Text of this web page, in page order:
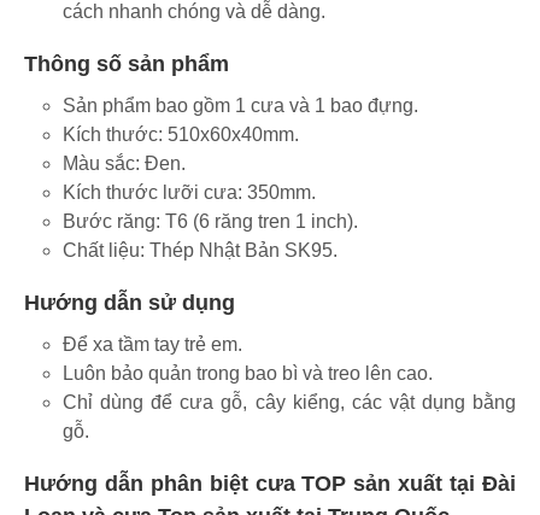
cách nhanh chóng và dễ dàng.
Thông số sản phẩm
Sản phẩm bao gồm 1 cưa và 1 bao đựng.
Kích thước: 510x60x40mm.
Màu sắc: Đen.
Kích thước lưỡi cưa: 350mm.
Bước răng: T6 (6 răng tren 1 inch).
Chất liệu: Thép Nhật Bản SK95.
Hướng dẫn sử dụng
Để xa tầm tay trẻ em.
Luôn bảo quản trong bao bì và treo lên cao.
Chỉ dùng để cưa gỗ, cây kiểng, các vật dụng bằng
gỗ.
Hướng dẫn phân biệt cưa TOP sản xuất tại Đài